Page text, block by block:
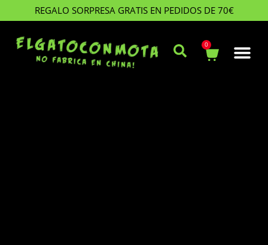
REGALO SORPRESA GRATIS EN PEDIDOS DE 70€
0